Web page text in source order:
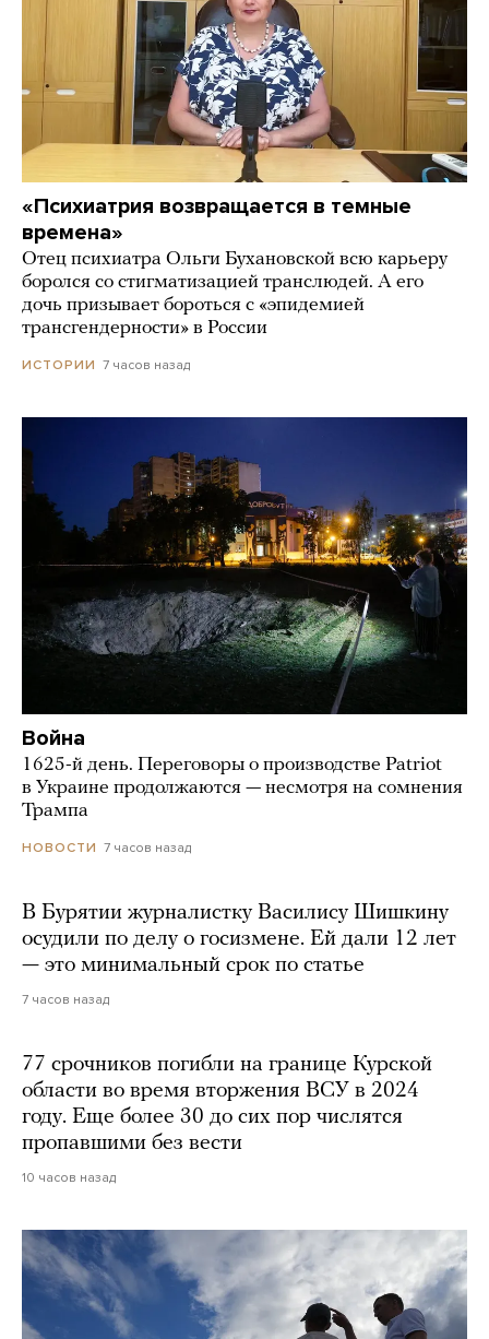
«Психиатрия возвращается в темные
времена»
Отец психиатра Ольги Бухановской всю карьеру
боролся со стигматизацией транслюдей. А его
дочь призывает бороться с «эпидемией
трансгендерности» в России
ИСТОРИИ 7 часов назад
Война
1625-й день. Переговоры о производстве Patriot
в Украине продолжаются — несмотря на сомнения
Трампа
НОВОСТИ 7 часов назад
В Бурятии журналистку Василису Шишкину
осудили по делу о госизмене. Ей дали 12 лет
— это минимальный срок по статье
7 часов назад
77 срочников погибли на границе Курской
области во время вторжения ВСУ в 2024
году. Еще более 30 до сих пор числятся
пропавшими без вести
10 часов назад